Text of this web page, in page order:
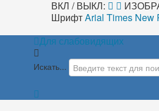
ВКЛ / ВЫКЛ:
ШрифтArial Times New
Для слабовидящих
Искать...